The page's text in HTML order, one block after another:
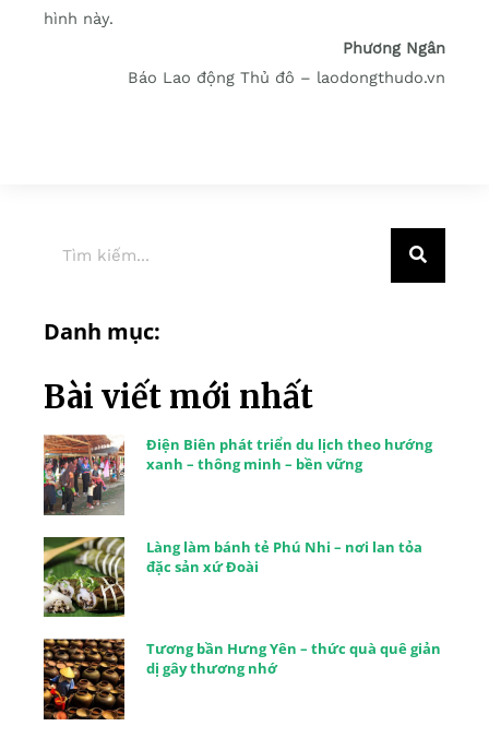
hình này.
Phương Ngân
Báo Lao động Thủ đô – laodongthudo.vn
Danh mục:
Bài viết mới nhất
Điện Biên phát triển du lịch theo hướng
xanh – thông minh – bền vững
Làng làm bánh tẻ Phú Nhi – nơi lan tỏa
đặc sản xứ Đoài
Tương bần Hưng Yên – thức quà quê giản
dị gây thương nhớ